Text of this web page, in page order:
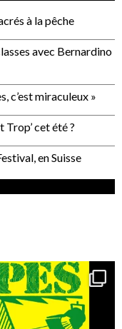
à la pêche
avec Bernardino
c’est miraculeux »
Trop’ cet été ?
en Suisse